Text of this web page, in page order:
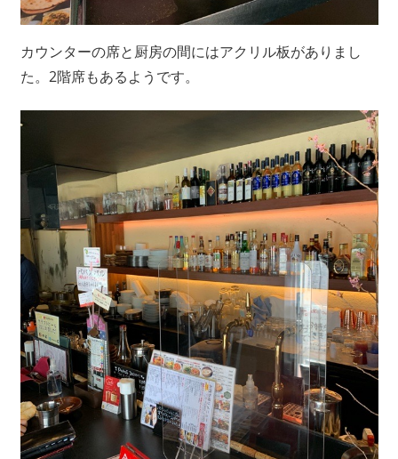
カウンターの席と厨房の間にはアクリル板がありまし
た。2階席もあるようです。